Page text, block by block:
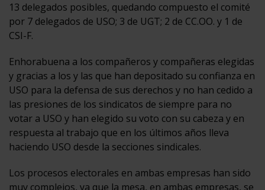
13 delegados posibles, quedando compuesto el comité
por 7 delegados de USO; 3 de UGT; 2 de CC.OO. y 1 de
CSI-F.
Enhorabuena a los compañeros y compañeras elegidas
y gracias a los y las que han depositado su confianza en
USO para la defensa de sus derechos y no han cedido a
las presiones de los sindicatos de siempre para no
votar a USO y han elegido su voto con su cabeza y en
respuesta al trabajo que en los últimos años lleva
haciendo USO desde la secciones sindicales.
Los procesos electorales en ambas empresas han sido
muy complejos, ya que la mesa, en ambas empresas, se